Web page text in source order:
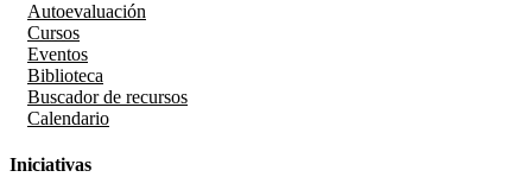
Autoevaluación
Cursos
Eventos
Biblioteca
Buscador de recursos
Calendario
Iniciativas